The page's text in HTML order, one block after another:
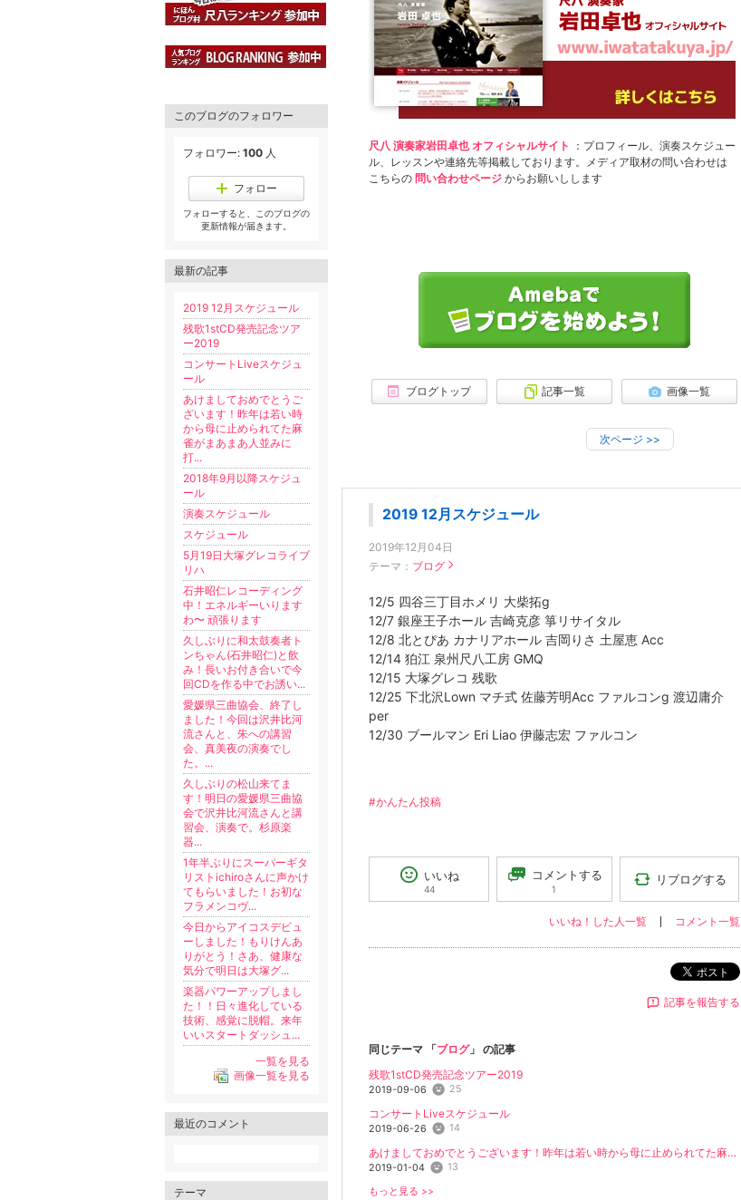
尺八 演奏家岩田卓也 オフィシャルサイト
：プロフィール、演奏スケジュー
ル、レッスンや連絡先等掲載しております。メディア取材の問い合わせは
こちらの 問い合わせページ からお願いしします
ブログトップ 記事一覧 画像一覧
次ページ >>
2019 12月スケジュール
2019年12月04日
テーマ： ブログ
12/5 四谷三丁目ホメリ 大柴拓g
12/7 銀座王子ホール 吉崎克彦 箏リサイタル
12/8 北とぴあ カナリアホール 吉岡りさ 土屋恵 Acc
12/14 狛江 泉州尺八工房 GMQ
12/15 大塚グレコ 残歌
12/25 下北沢Lown マチ式 佐藤芳明Acc ファルコンg 渡辺庸介
per
12/30 ブールマン Eri Liao 伊藤志宏 ファルコン
#かんたん投稿
いいね
44
コメントする
1
リブログする
いいね！した人一覧 コメント一覧
ポスト
記事を報告する
同じテーマ 「ブログ」 の記事
残歌1stCD発売記念ツアー2019
2019-09-06 25
コンサートLiveスケジュール
2019-06-26 14
あけましておめでとうございます！昨年は若い時から母に止められてた麻雀がまあまあ人並みに打...
2019-01-04 13
もっと見る >>
このブログのフォロワー
フォロワー: 100 人
フォロー
フォローすると、このブログの
更新情報が届きます。
最新の記事
2019 12月スケジュール
残歌1stCD発売記念ツア
ー2019
コンサートLiveスケジュ
ール
あけましておめでとうご
ざいます！昨年は若い時
から母に止められてた麻
雀がまあまあ人並みに
打...
2018年9月以降スケジュ
ール
演奏スケジュール
スケジュール
5月19日大塚グレコライブ
リハ
石井昭仁レコーディング
中！エネルギーいります
わ〜 頑張ります︎
久しぶりに和太鼓奏者ト
ンちゃん(石井昭仁)と飲
み！長いお付き合いで今
回CDを作る中でお誘い...
愛媛県三曲協会、終了し
ました！今回は沢井比河
流さんと、朱への講習
会、真美夜の演奏でし
た。...
久しぶりの松山来てま
す！明日の愛媛県三曲協
会で沢井比河流さんと講
習会、演奏で。杉原楽
器...
1年半ぶりにスーパーギタ
リストichiroさんに声かけ
てもらいました！お初な
フラメンコヴ...
今日からアイコスデビュ
ーしました！もりけんあ
りがとう！さあ、健康な
気分で明日は大塚グ...
楽器パワーアップしまし
た！！日々進化している
技術、感覚に脱帽。来年
いいスタートダッシュ...
一覧を見る
画像一覧を見る
最近のコメント
テーマ